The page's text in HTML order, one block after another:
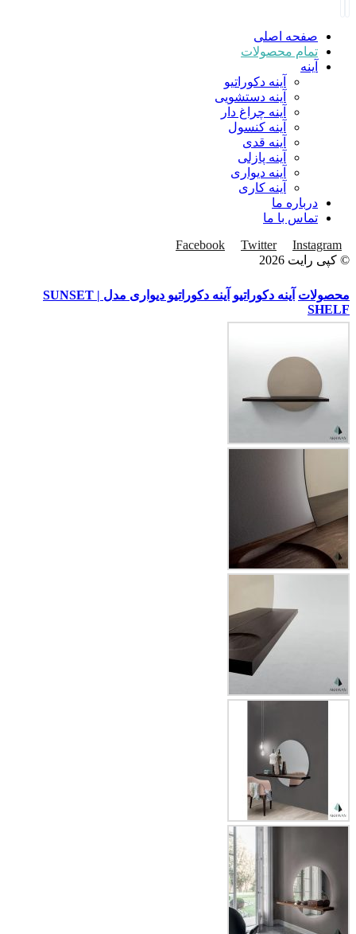
صفحه اصلی
تمام محصولات
آینه
آینه دکوراتیو
آینه دستشویی
آینه چراغ دار
آینه کنسول
آینه قدی
آینه پازلی
آینه دیواری
آینه کاری
درباره ما
تماس با ما
Facebook
Twitter
Instagram
© کپی رایت 2026
محصولات آینه دکوراتیو
آینه دکوراتیو دیواری مدل SUNSET |
SHELF